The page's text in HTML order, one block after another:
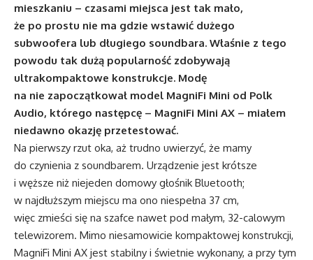
mieszkaniu – czasami miejsca jest tak mało,
że po prostu nie ma gdzie wstawić dużego
subwoofera lub długiego soundbara. Właśnie z tego
powodu tak dużą popularność zdobywają
ultrakompaktowe konstrukcje. Modę
na nie zapoczątkował model MagniFi Mini od Polk
Audio, którego następcę – MagniFi Mini AX – miałem
niedawno okazję przetestować.
Na pierwszy rzut oka, aż trudno uwierzyć, że mamy
do czynienia z soundbarem. Urządzenie jest krótsze
i węższe niż niejeden domowy głośnik Bluetooth;
w najdłuższym miejscu ma ono niespełna 37 cm,
więc zmieści się na szafce nawet pod małym, 32-calowym
telewizorem. Mimo niesamowicie kompaktowej konstrukcji,
MagniFi Mini AX jest stabilny i świetnie wykonany, a przy tym